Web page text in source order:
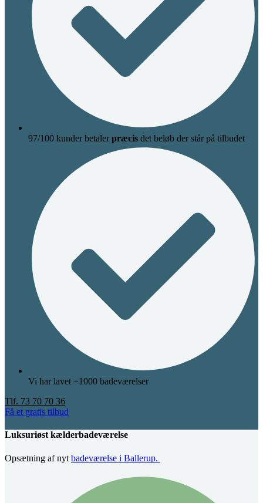
97/100 kunder betaler præcis det beløb der står på tilbudet
Vi har lavet +1000 badeværelser
Tlf. 73 70 70 36
Få et gratis tilbud
Luksuriøst kælderbadeværelse
Opsætning af nyt badeværelse i Ballerup.